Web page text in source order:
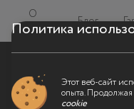
О
нас
Блог
Политика
Этот веб-сайт
опыта.
cookie